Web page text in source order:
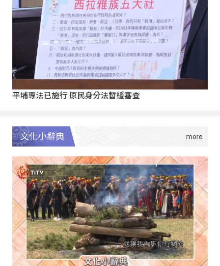
平埔專法已施行 原民身分法暫緩審查
文化小辭典